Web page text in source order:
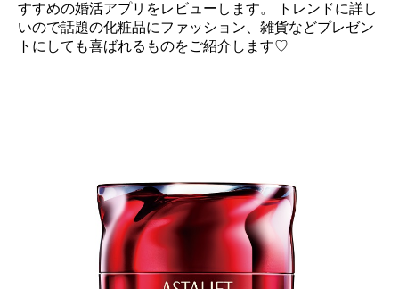
すすめの婚活アプリをレビューします。 トレンドに詳し
いので話題の化粧品にファッション、雑貨などプレゼン
トにしても喜ばれるものをご紹介します♡